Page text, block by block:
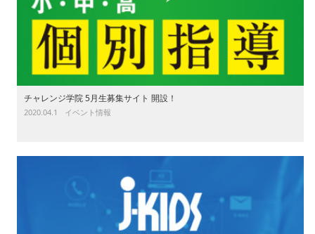
チャレンジ学院 5月生募集サイト 開設！
2020.04.1 イベント情報